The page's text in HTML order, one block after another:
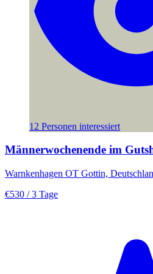
12 Personen interessiert
Männerwochenende im
Warnkenhagen OT Gottin,
€530 / 3 Tage